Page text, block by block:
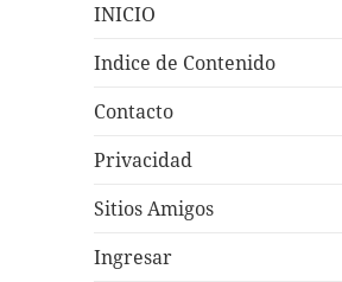
INICIO
Indice de Contenido
Contacto
Privacidad
Sitios Amigos
Ingresar